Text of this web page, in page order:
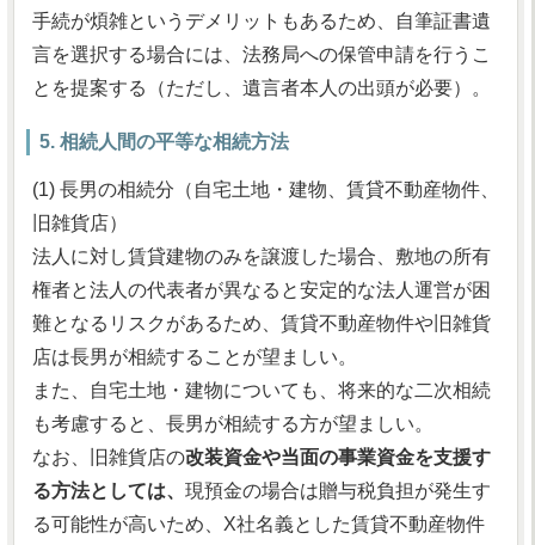
手続が煩雑というデメリットもあるため、自筆証書遺
言を選択する場合には、法務局への保管申請を行うこ
とを提案する（ただし、遺言者本人の出頭が必要）。
5. 相続人間の平等な相続方法
(1) 長男の相続分（自宅土地・建物、賃貸不動産物件、
旧雑貨店）
法人に対し賃貸建物のみを譲渡した場合、敷地の所有
権者と法人の代表者が異なると安定的な法人運営が困
難となるリスクがあるため、賃貸不動産物件や旧雑貨
店は長男が相続することが望ましい。
また、自宅土地・建物についても、将来的な二次相続
も考慮すると、長男が相続する方が望ましい。
なお、旧雑貨店の改装資金や当面の事業資金を支援す
る方法としては、 現預金の場合は贈与税負担が発生す
る可能性が高いため、X社名義とした賃貸不動産物件